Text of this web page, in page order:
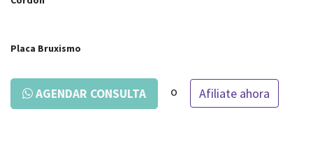
Placa Bruxismo
AGENDAR CONSULTA o Afiliate ahora